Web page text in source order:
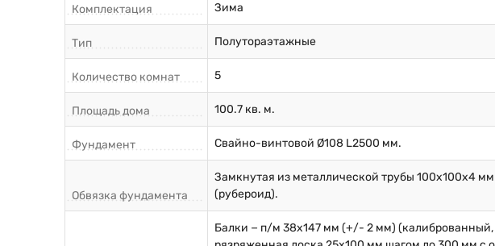
Комплектация Зима
Тип Полутораэтажные
Количество комнат 5
Площадь дома 100.7 кв. м.
Фундамент Свайно-винтовой Ø108 L2500 мм.
Обвязка фундамента
Замкнутая из металлической трубы 100х100х4
(рубероид).
Балки − п/м 38х147 мм (+/- 2 мм)